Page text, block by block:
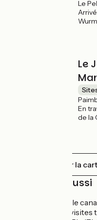
Le
les
Le
En
de la
un
joue,
Tout afficher sur la
À découvrir aussi
le
Martinière (visites